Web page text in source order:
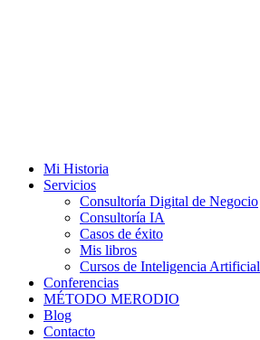
Mi Historia
Servicios
Consultoría Digital de Negocio
Consultoría IA
Casos de éxito
Mis libros
Cursos de Inteligencia Artificial
Conferencias
MÉTODO MERODIO
Blog
Contacto